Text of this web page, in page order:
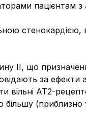
пацієнтам з
ІІ, що
за ефекти
вільні АТ2-
(приблизно